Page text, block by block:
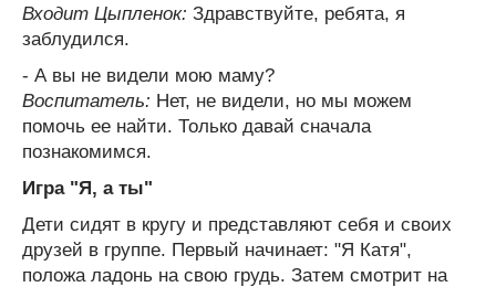
Входит Цыпленок: Здравствуйте, ребята, я
заблудился.
- А вы не видели мою маму?
Воспитатель: Нет, не видели, но мы можем
помочь ее найти. Только давай сначала
познакомимся.
Игра "Я, а ты"
Дети сидят в кругу и представляют себя и своих
друзей в группе. Первый начинает: "Я Катя",
положа ладонь на свою грудь. Затем смотрит на